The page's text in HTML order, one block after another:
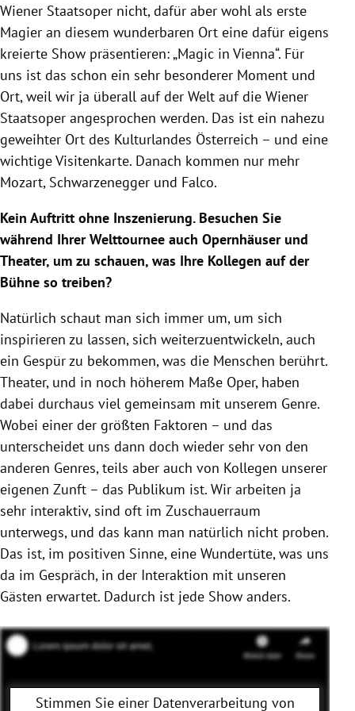
Wiener Staatsoper nicht, dafür aber wohl als erste
Magier an diesem wunderbaren Ort eine dafür eigens
kreierte Show präsentieren: „Magic in Vienna“. Für
uns ist das schon ein sehr besonderer Moment und
Ort, weil wir ja überall auf der Welt auf die Wiener
Staatsoper angesprochen werden. Das ist ein nahezu
geweihter Ort des Kulturlandes Österreich – und eine
wichtige Visitenkarte. Danach kommen nur mehr
Mozart, Schwarzenegger und Falco.
Kein Auftritt ohne Inszenierung. Besuchen Sie
während Ihrer Welttournee auch Opernhäuser und
Theater, um zu schauen, was Ihre Kollegen auf der
Bühne so treiben?
Natürlich schaut man sich immer um, um sich
inspirieren zu lassen, sich weiterzuentwickeln, auch
ein Gespür zu bekommen, was die Menschen berührt.
Theater, und in noch höherem Maße Oper, haben
dabei durchaus viel gemeinsam mit unserem Genre.
Wobei einer der größten Faktoren – und das
unterscheidet uns dann doch wieder sehr von den
anderen Genres, teils aber auch von Kollegen unserer
eigenen Zunft – das Publikum ist. Wir arbeiten ja
sehr interaktiv, sind oft im Zuschauerraum
unterwegs, und das kann man natürlich nicht proben.
Das ist, im positiven Sinne, eine Wundertüte, was uns
da im Gespräch, in der Interaktion mit unseren
Gästen erwartet. Dadurch ist jede Show anders.
Stimmen Sie einer Datenverarbeitung von